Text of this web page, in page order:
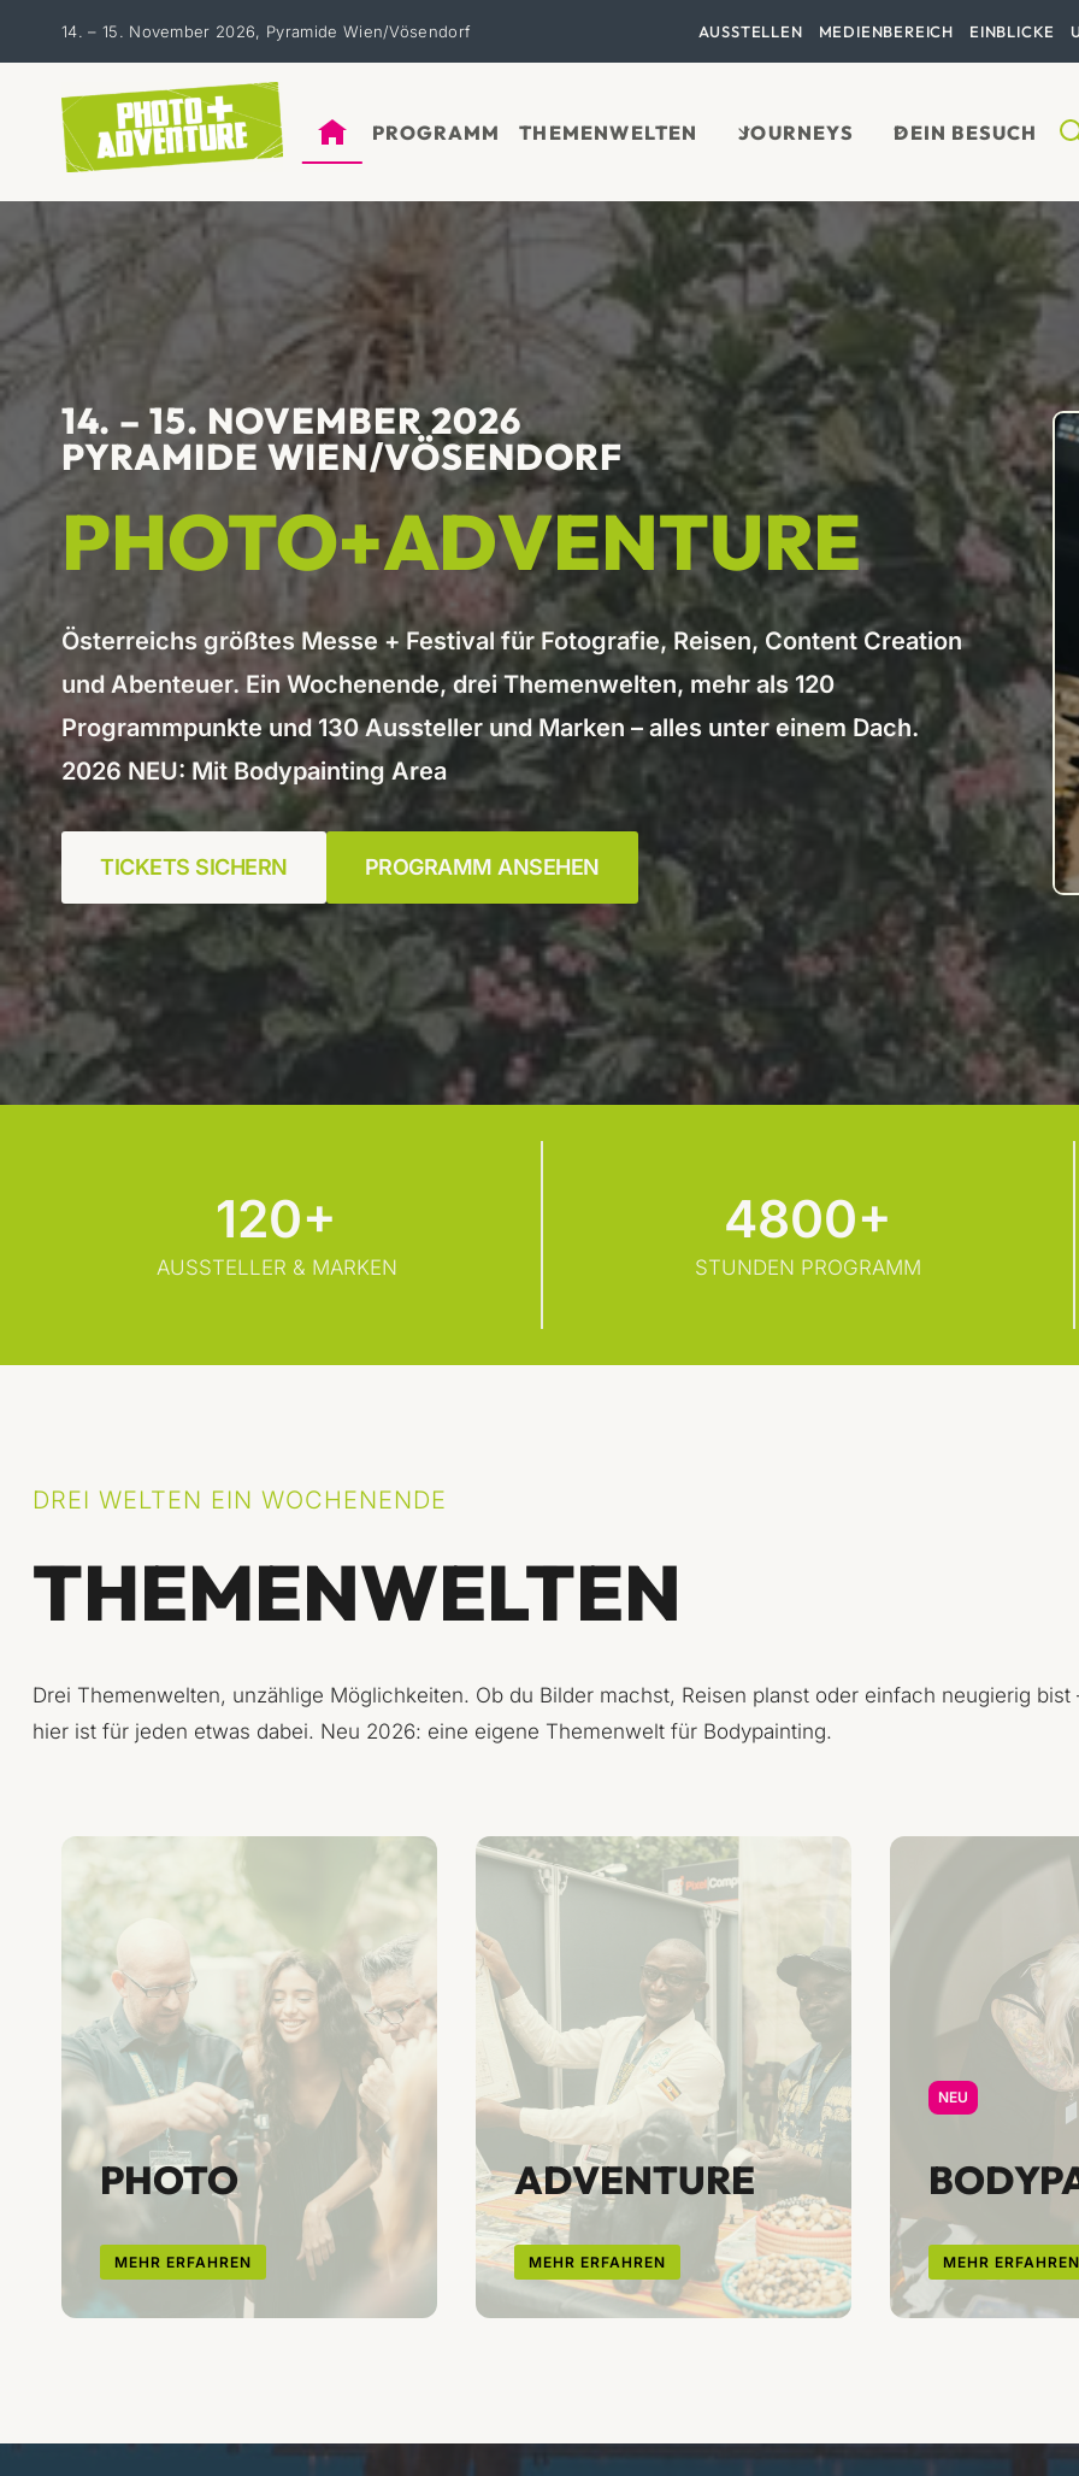
14. – 15. November 2026, Pyramide Wien/Vösendorf AUSSTELLEN MEDIENBEREICH EINBLICKE
PROGRAMM THEMENWELTEN JOURNEYS DEIN BESUCH
14. – 15. NOVEMBER 2026
PYRAMIDE WIEN/VÖSENDORF
PHOTO+ADVENTURE
Österreichs größtes Messe + Festival für Fotografie, Reisen, Content Creation
und Abenteuer. Ein Wochenende, drei Themenwelten, mehr als 120
Programmpunkte und 130 Aussteller und Marken – alles unter einem Dach.
2026 NEU: Mit Bodypainting Area
TICKETS SICHERN PROGRAMM ANSEHEN
120+
AUSSTELLER & MARKEN
4800+
STUNDEN PROGRAMM
DREI WELTEN EIN WOCHENENDE
THEMENWELTEN
Drei Themenwelten, unzählige Möglichkeiten. Ob du Bilder machst, Reisen planst oder einfach neugierig bist
hier ist für jeden etwas dabei. Neu 2026: eine eigene Themenwelt für Bodypainting.
PHOTO
MEHR ERFAHREN
ADVENTURE
MEHR ERFAHREN
NEU
MEHR ERFAHREN